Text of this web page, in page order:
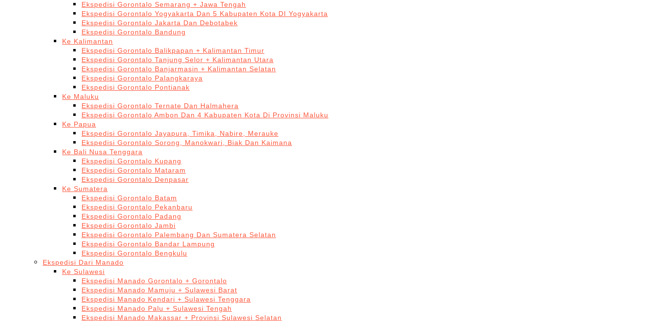
Ekspedisi Gorontalo Semarang + Jawa Tengah
Ekspedisi Gorontalo Yogyakarta Dan 5 Kabupaten Kota DI Yogyakarta
Ekspedisi Gorontalo Jakarta Dan Debotabek
Ekspedisi Gorontalo Bandung
Ke Kalimantan
Ekspedisi Gorontalo Balikpapan + Kalimantan Timur
Ekspedisi Gorontalo Tanjung Selor + Kalimantan Utara
Ekspedisi Gorontalo Banjarmasin + Kalimantan Selatan
Ekspedisi Gorontalo Palangkaraya
Ekspedisi Gorontalo Pontianak
Ke Maluku
Ekspedisi Gorontalo Ternate Dan Halmahera
Ekspedisi Gorontalo Ambon Dan 4 Kabupaten Kota Di Provinsi Maluku
Ke Papua
Ekspedisi Gorontalo Jayapura, Timika, Nabire, Merauke
Ekspedisi Gorontalo Sorong, Manokwari, Biak Dan Kaimana
Ke Bali Nusa Tenggara
Ekspedisi Gorontalo Kupang
Ekspedisi Gorontalo Mataram
Ekspedisi Gorontalo Denpasar
Ke Sumatera
Ekspedisi Gorontalo Batam
Ekspedisi Gorontalo Pekanbaru
Ekspedisi Gorontalo Padang
Ekspedisi Gorontalo Jambi
Ekspedisi Gorontalo Palembang Dan Sumatera Selatan
Ekspedisi Gorontalo Bandar Lampung
Ekspedisi Gorontalo Bengkulu
Ekspedisi Dari Manado
Ke Sulawesi
Ekspedisi Manado Gorontalo + Gorontalo
Ekspedisi Manado Mamuju + Sulawesi Barat
Ekspedisi Manado Kendari + Sulawesi Tenggara
Ekspedisi Manado Palu + Sulawesi Tengah
Ekspedisi Manado Makassar + Provinsi Sulawesi Selatan